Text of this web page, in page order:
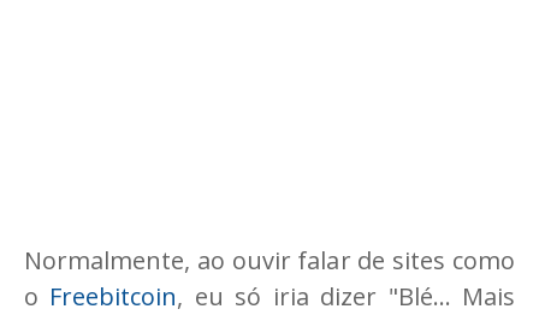
Normalmente, ao ouvir falar de sites como
o Freebitcoin, eu só iria dizer "Blé... Mais